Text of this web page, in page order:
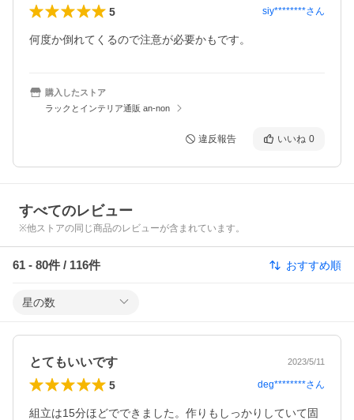
5 siy********さん
何度か倒れてくるので注意が必要かもです。
購入したストア
ラックとインテリア通販 an-non
違反報告 いいね 0
すべてのレビュー
※他ストアの同じ商品のレビューが含まれています。
61 - 80件 / 116件 おすすめ順
星の数
とてもいいです 2023/5/11
5 deg********さん
組立は15分ほどでできました。作りもしっかりしていて固